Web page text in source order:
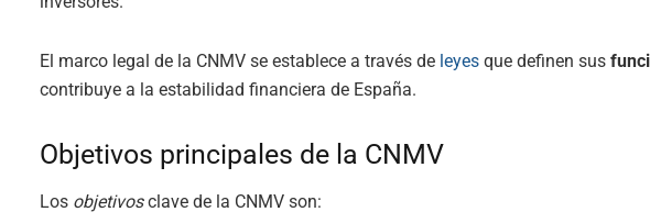
El marco legal de la CNMV se establece a través de leyes que definen sus
contribuye a la estabilidad financiera de España.
Objetivos principales de la CNMV
Los objetivosclave de la CNMV son: